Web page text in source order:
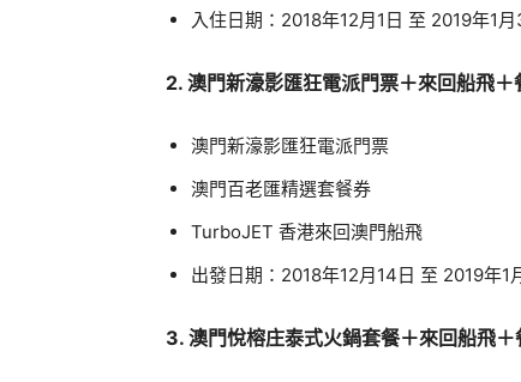
入住日期：2018年12月1日 至 2019年1月
2. 澳門新濠影匯狂電派門票＋來回船飛
澳門新濠影匯狂電派門票
澳門百老匯精選套餐券
TurboJET 香港來回澳門船飛
出發日期：2018年12月14日 至 2019年1
3. 澳門悅榕庄泰式火鍋套餐＋來回船飛